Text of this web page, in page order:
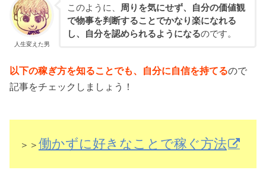
人生変えた男
このように、
周りを気にせず、自分の価値観
で物事を判断することでかなり楽になれる
し、自分を認められるようになるのです。
以下の稼ぎ方を知ることでも、自分に自信を持てるので
記事をチェックしましょう！
＞＞ 働かずに好きなことで稼ぐ方法